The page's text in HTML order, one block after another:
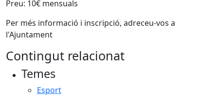
Preu: 10€ mensuals
Per més informació i inscripció, adreceu-vos a
l'Ajuntament
Contingut relacionat
Temes
Esport